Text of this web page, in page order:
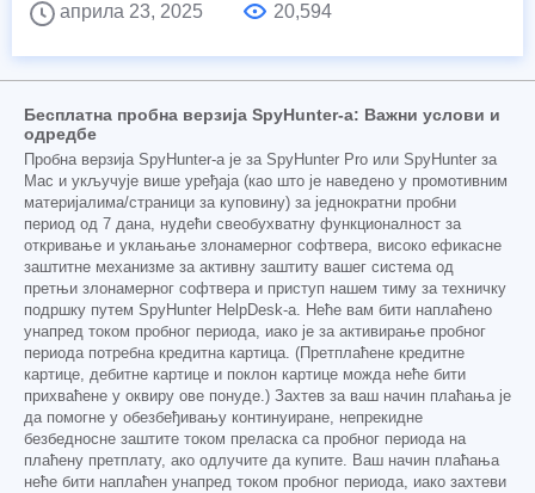
априла 23, 2025
20,594
Бесплатна пробна верзија SpyHunter-а: Важни услови и
одредбе
Пробна верзија SpyHunter-а је за SpyHunter Pro или SpyHunter за
Mac и укључује више уређаја (као што је наведено у промотивним
материјалима/страници за куповину) за једнократни пробни
период од 7 дана, нудећи свеобухватну функционалност за
откривање и уклањање злонамерног софтвера, високо ефикасне
заштитне механизме за активну заштиту вашег система од
претњи злонамерног софтвера и приступ нашем тиму за техничку
подршку путем SpyHunter HelpDesk-а. Неће вам бити наплаћено
унапред током пробног периода, иако је за активирање пробног
периода потребна кредитна картица. (Претплаћене кредитне
картице, дебитне картице и поклон картице можда неће бити
прихваћене у оквиру ове понуде.) Захтев за ваш начин плаћања је
да помогне у обезбеђивању континуиране, непрекидне
безбедносне заштите током преласка са пробног периода на
плаћену претплату, ако одлучите да купите. Ваш начин плаћања
неће бити наплаћен унапред током пробног периода, иако захтеви